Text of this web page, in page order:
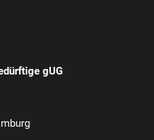
gUG